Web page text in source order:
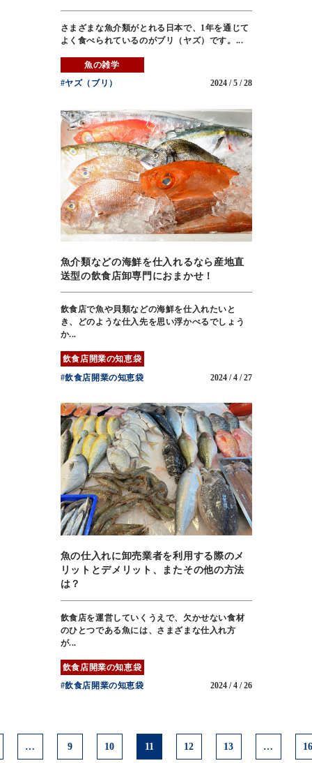
さまざまな魚介類がとれる日本で、1年を通じて
よく食べられているのがブリ（ヤズ）です。...
魚の雑学
#ヤズ（ブリ）
2024 / 5 / 28
魚介類などの海鮮を仕入れるなら産地直
送型の飲食店卸専門におまかせ！
飲食店で魚や貝類などの海鮮を仕入れたいと
き、どのような仕入先を思い浮かべるでしょう
か...
飲食店開業の知恵袋
#飲食店開業の知恵袋
2024 / 4 / 27
魚の仕入れに卸売業者を利用する際のメ
リットとデメリット、またその他の方法
は？
飲食店を運営していくうえで、欠かせない食材
のひとつである魚には、さまざまな仕入れ方
が...
飲食店開業の知恵袋
#飲食店開業の知恵袋
2024 / 4 / 26
… 9 10 11 12 13 … 16